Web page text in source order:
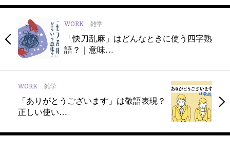
WORK 雑学
「快刀乱麻」はどんなときに使う四字熟
語？｜意味…
WORK 雑学
「ありがとうございます」は敬語表現？
正しい使い…